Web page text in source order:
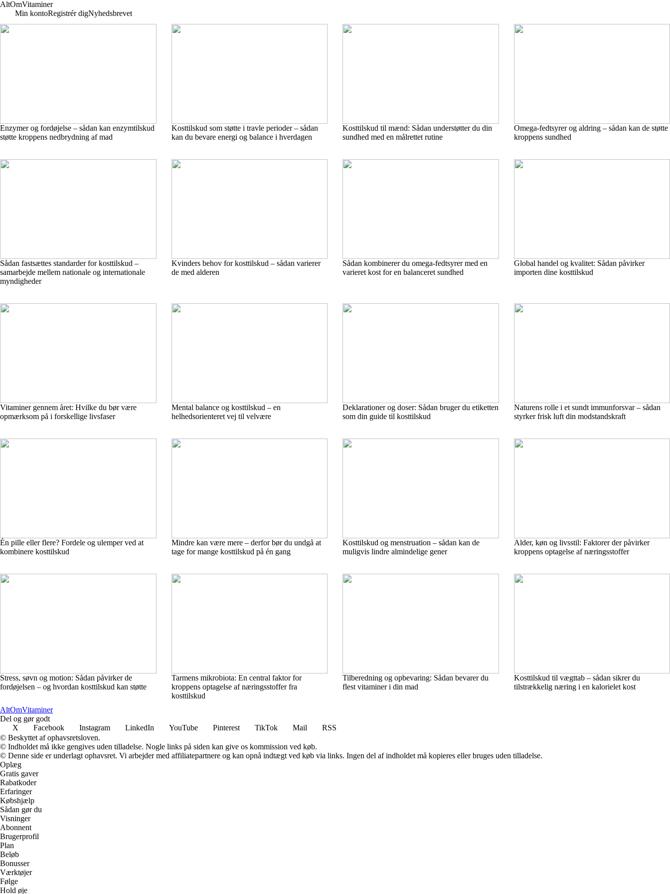
AltOmVitaminer
Min kontoRegistrér digNyhedsbrevet
Enzymer og fordøjelse – sådan kan enzymtilskud
støtte kroppens nedbrydning af mad
Kosttilskud som støtte i travle perioder – sådan
kan du bevare energi og balance i hverdagen
Kosttilskud til mænd: Sådan understøtter du din
sundhed med en målrettet rutine
Omega-fedtsyrer og aldring – sådan kan de støtte
kroppens sundhed
Sådan fastsættes standarder for kosttilskud –
samarbejde mellem nationale og internationale
myndigheder
Kvinders behov for kosttilskud – sådan varierer
de med alderen
Sådan kombinerer du omega-fedtsyrer med en
varieret kost for en balanceret sundhed
Global handel og kvalitet: Sådan påvirker
importen dine kosttilskud
Vitaminer gennem året: Hvilke du bør være
opmærksom på i forskellige livsfaser
Mental balance og kosttilskud – en
helhedsorienteret vej til velvære
Deklarationer og doser: Sådan bruger du etiketten
som din guide til kosttilskud
Naturens rolle i et sundt immunforsvar – sådan
styrker frisk luft din modstandskraft
Én pille eller flere? Fordele og ulemper ved at
kombinere kosttilskud
Mindre kan være mere – derfor bør du undgå at
tage for mange kosttilskud på én gang
Kosttilskud og menstruation – sådan kan de
muligvis lindre almindelige gener
Alder, køn og livsstil: Faktorer der påvirker
kroppens optagelse af næringsstoffer
Stress, søvn og motion: Sådan påvirker de
fordøjelsen – og hvordan kosttilskud kan støtte
Tarmens mikrobiota: En central faktor for
kroppens optagelse af næringsstoffer fra
kosttilskud
Tilberedning og opbevaring: Sådan bevarer du
flest vitaminer i din mad
Kosttilskud til vægttab – sådan sikrer du
tilstrækkelig næring i en kalorielet kost
AltOmVitaminer
Del og gør godt
X
Facebook Instagram LinkedIn YouTube Pinterest TikTok Mail
RSS
© Beskyttet af ophavsretsloven.
© Indholdet må ikke gengives uden tilladelse. Nogle links på siden kan give os kommission ved køb.
© Denne side er underlagt ophavsret. Vi arbejder med affiliatepartnere og kan opnå indtægt ved køb via links. Ingen del af indholdet må kopieres eller bruges uden tilladelse.
Oplæg
Gratis gaver
Rabatkoder
Erfaringer
Købshjælp
Sådan gør du
Visninger
Abonnent
Brugerprofil
Plan
Beløb
Bonusser
Værktøjer
Følge
Hold øje